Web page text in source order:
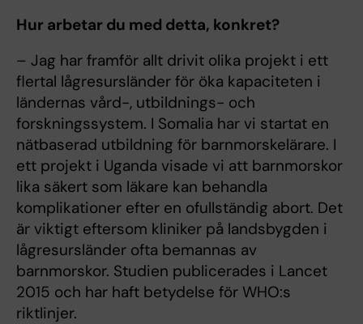
Hur arbetar du med detta, konkret?
– Jag har framför allt drivit olika projekt i ett
flertal lågresursländer för öka kapaciteten i
ländernas vård-, utbildnings- och
forskningssystem. I Somalia har vi startat en
nätbaserad utbildning för barnmorskelärare. I
ett projekt i Uganda visade vi att barnmorskor
lika säkert som läkare kan behandla
komplikationer efter en ofullständig abort. Det
är viktigt eftersom kliniker på landsbygden i
lågresursländer ofta bemannas av
barnmorskor. Studien publicerades i Lancet
2015 och har haft betydelse för WHO:s
riktlinjer.